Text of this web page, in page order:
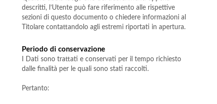
descritti, l’Utente può fare riferimento alle rispettive
sezioni di questo documento o chiedere informazioni al
Titolare contattandolo agli estremi riportati in apertura.
Periodo di conservazione
I Dati sono trattati e conservati per il tempo richiesto
dalle finalità per le quali sono stati raccolti.
Pertanto: